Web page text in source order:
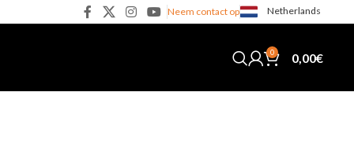
Neem contact op Netherlands
0 0,00€